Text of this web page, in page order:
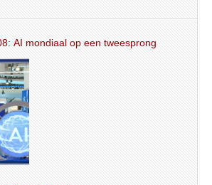
De Leestafel # 108: AI mondiaal op een tweesprong